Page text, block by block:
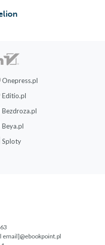
Onepress.pl
Editio.pl
Bezdroza.pl
Beya.pl
Sploty
email]@ebookpoint.pl